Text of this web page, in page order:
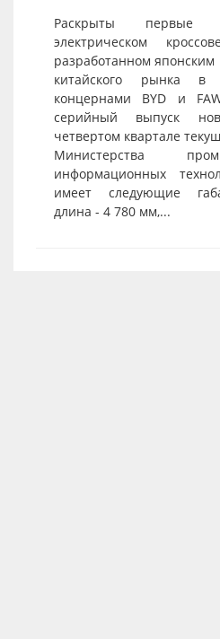
Раскрыты первые
электрическом
разработанном японским
китайского рынка в
концернами BYD и
серийный выпуск
четвертом квартале
Министерства
информационных
имеет следующие
длина - 4 780 мм,...